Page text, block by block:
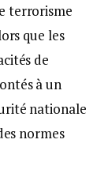
terrorisme
que les
de
à un
nationale
normes